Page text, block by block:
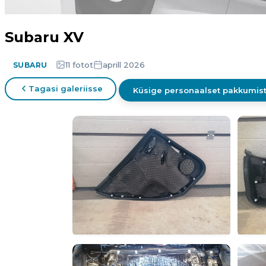
Subaru XV
SUBARU 11 fotot aprill 2026
Tagasi galeriisse Küsige personaalset pakkumist